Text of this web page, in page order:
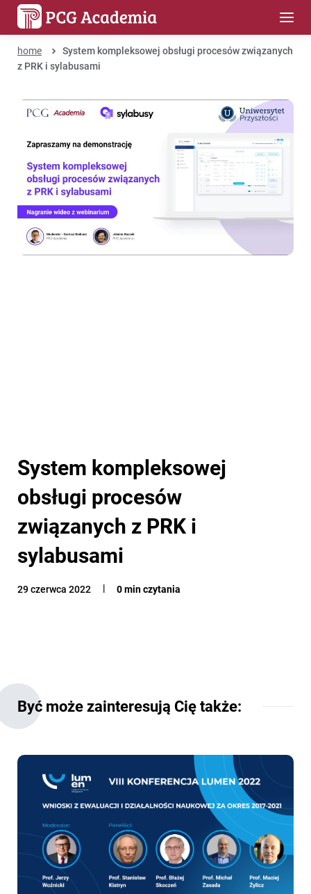
home
System kompleksowej obsługi procesów związanych
z PRK i sylabusami
System kompleksowej
obsługi procesów
związanych z PRK i
sylabusami
29 czerwca 2022 0 min czytania
Być może zainteresują Cię także: